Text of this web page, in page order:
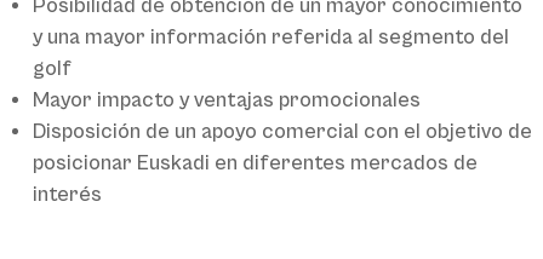
Posibilidad de obtención de un mayor conocimiento
y una mayor información referida al segmento del
golf
Mayor impacto y ventajas promocionales
Disposición de un apoyo comercial con el objetivo de
posicionar Euskadi en diferentes mercados de
interés